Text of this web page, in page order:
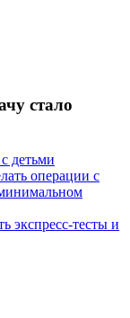
стало
детьми
операции с
экспресс-тесты и